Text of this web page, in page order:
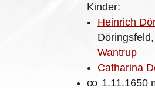
Kinder:
Heinrich
Wantrup
Catharina
oo 1.11.1650